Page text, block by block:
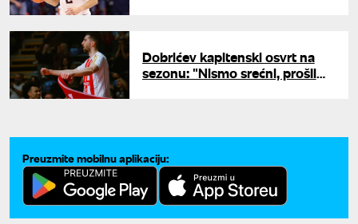
Dobrićev kapitenski osvrt na
sezonu: "Nismo srećni, prošli
Preuzmite mobilnu aplikaciju: